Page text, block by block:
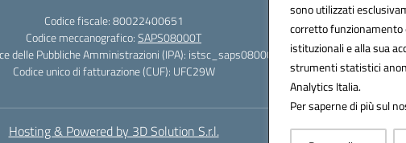
sono utilizzati
corretto funzionamento
istituzionali e alla sua
strumenti statistici
Analytics Italia.
Per saperne di più sul
Codice fiscale: 80022400651
Codice meccanografico:SAPS08000T
delle Pubbliche Amministrazioni (IPA): istsc_saps08000t
Codice unico di fatturazione (CUF): UFC29W
Hosting & Powered by 3D Solution S.r.l.